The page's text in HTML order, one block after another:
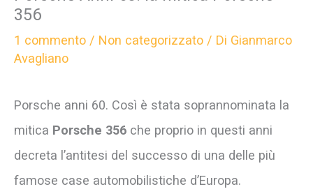
356
1 commento / Non categorizzato / Di Gianmarco
Avagliano
Porsche anni 60. Così è stata soprannominata la
mitica Porsche 356 che proprio in questi anni
decreta l’antitesi del successo di una delle più
famose case automobilistiche d’Europa.